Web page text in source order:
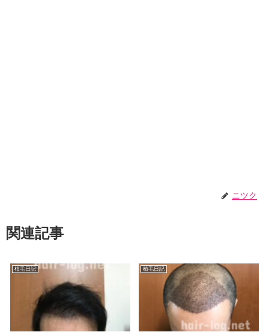
ニツク
関連記事
植毛日記 植毛日記